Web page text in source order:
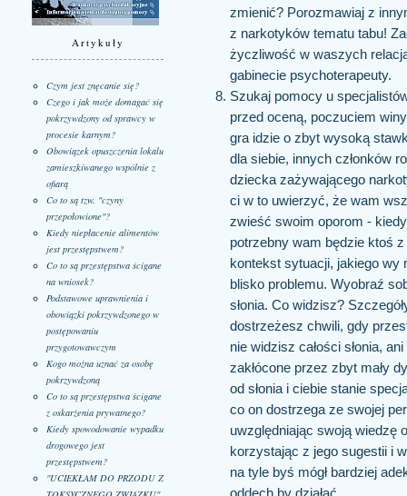
Artykuły
Czym jest znęcanie się?
Czego i jak może domagać się
pokrzywdzony od sprawcy w
procesie karnym?
Obowiązek opuszczenia lokalu
zamieszkiwanego wspólnie z
ofiarą
Co to są tzw. "czyny
przepołowione"?
Kiedy niepłacenie alimentów
jest przestępstwem?
Co to są przestępstwa ścigane
na wniosek?
Podstawowe uprawnienia i
obowiązki pokrzywdzonego w
postępowaniu
przygotowawczym
Kogo można uznać za osobę
pokrzywdzoną
Co to są przestępstwa ścigane
z oskarżenia prywatnego?
Kiedy spowodowanie wypadku
drogowego jest
przestępstwem?
"UCIEKŁAM DO PRZODU Z
zmienić? Porozmawiaj z
z narkotyków tematu tabu!
życzliwość w waszych
gabinecie psychoterapeuty.
Szukaj pomocy u
przed oceną, poczuciem
gra idzie o zbyt wysoką
dla siebie, innych członków
dziecka zażywającego
ci w to uwierzyć, że wam
zwieść swoim oporom -
potrzebny wam będzie ktoś
kontekst sytuacji, jakiego wy
blisko problemu. Wyobraź
słonia. Co widzisz?
dostrzeżesz chwili, gdy
nie widzisz całości słonia,
zakłócone przez zbyt mały
od słonia i ciebie stanie
co on dostrzega ze swojej
uwzględniając swoją wiedzę
korzystając z jego sugestii i
na tyle byś mógł bardziej
oddech by działać.